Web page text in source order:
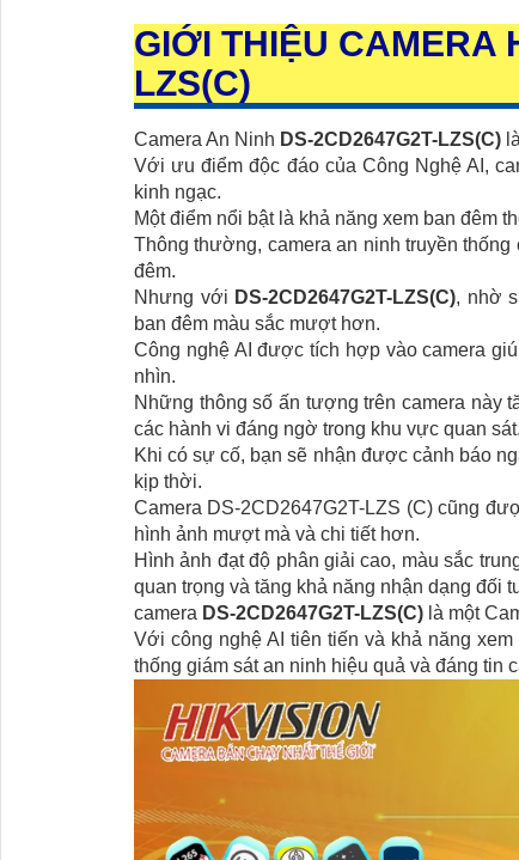
GIỚI THIỆU CAMERA
LZS(C)
Camera An Ninh DS-2CD2647G2T-LZS(C)
Với ưu điểm độc đáo của Công Nghệ AI,
kinh ngạc.
Một điểm nổi bật là khả năng xem ban đêm
Thông thường, camera an ninh truyền
đêm.
Nhưng với DS-2CD2647G2T-LZS(C), nhờ
ban đêm màu sắc mượt hơn.
Công nghệ AI được tích hợp vào camera
nhìn.
Những thông số ấn tượng trên camera này
các hành vi đáng ngờ trong khu vực quan sát.
Khi có sự cố, bạn sẽ nhận được cảnh báo
kịp thời.
Camera DS-2CD2647G2T-LZS (C) cũng
hình ảnh mượt mà và chi tiết hơn.
Hình ảnh đạt độ phân giải cao, màu sắc
quan trọng và tăng khả năng nhận dạng đối
camera DS-2CD2647G2T-LZS(C) là một
Với công nghệ AI tiên tiến và khả năng
thống giám sát an ninh hiệu quả và đáng tin